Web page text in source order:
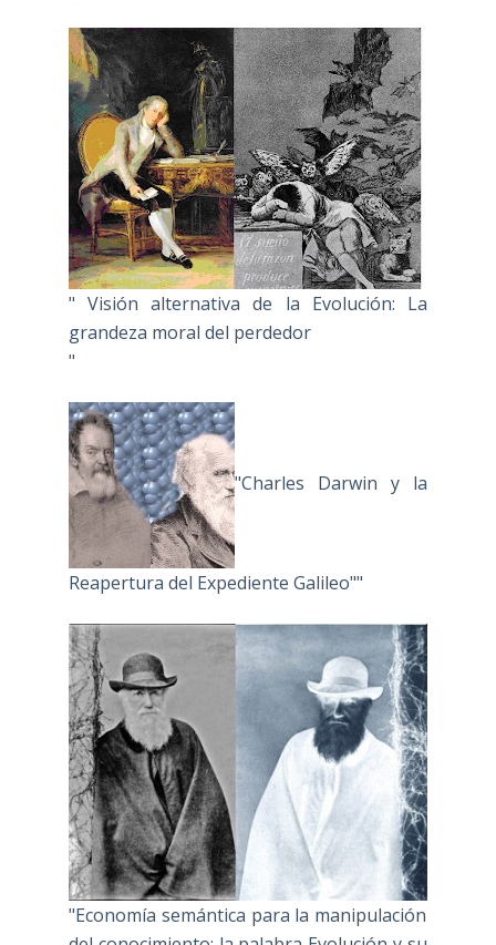
" Visión alternativa de la Evolución: La
grandeza moral del perdedor
"
"Charles Darwin y la
Reapertura del Expediente Galileo""
"Economía semántica para la manipulación